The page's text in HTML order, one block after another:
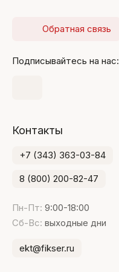
Обратная связь
Подписывайтесь на нас:
Контакты
+7 (343) 363-03-84
8 (800) 200-82-47
Пн-Пт: 9:00-18:00
Сб-Вс: выходные дни
ekt@fikser.ru